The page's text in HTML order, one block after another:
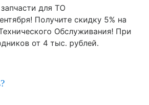
для ТО
Получите скидку 5% на
Обслуживания! При
от 4 тыс. рублей.